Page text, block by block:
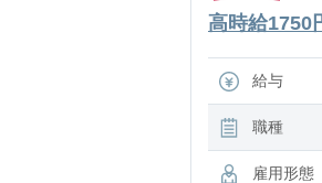
高時給1750
給与
職種
雇用形態